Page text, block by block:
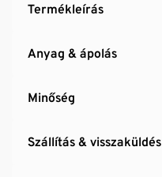
Termékleírás
Anyag & ápolás
Minőség
Szállítás & visszaküldés